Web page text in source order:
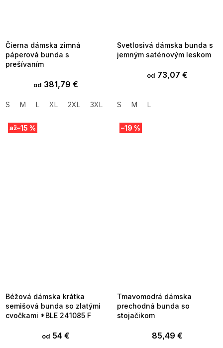
Čierna dámska zimná
páperová bunda s
prešívaním
od 381,79 €
S M L XL 2XL 3XL
Svetlosivá dámska bunda s
jemným saténovým leskom
od 73,07 €
S M L
až–15 %
Béžová dámska krátka
semišová bunda so zlatými
cvočkami *BLE 241085 F
od 54 €
–19 %
Tmavomodrá dámska
prechodná bunda so
stojačikom
85,49 €